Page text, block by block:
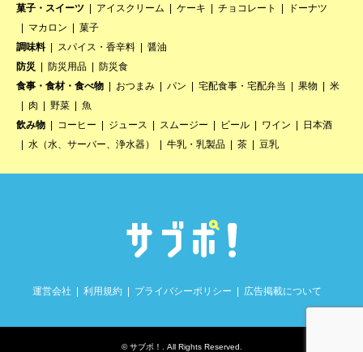
菓子・スイーツ
アイスクリーム ケーキ チョコレート
ドーナツ
マカロン
菓子
調味料
スパイス・香辛料
醤油
防災
防災用品
防災食
食事・食材・食べ物
おつまみ パン 宅配食事・宅配弁当 果物
米
肉
野菜
魚
飲み物
コーヒー ジュース スムージー ビール ワイン
日本酒
水（水、サーバー、浄水器）
牛乳・乳製品 茶 豆乳
運営会社 利用規約 プライバシーポリシー 広告掲載について
©サブポ！ . All Rights Reserved.